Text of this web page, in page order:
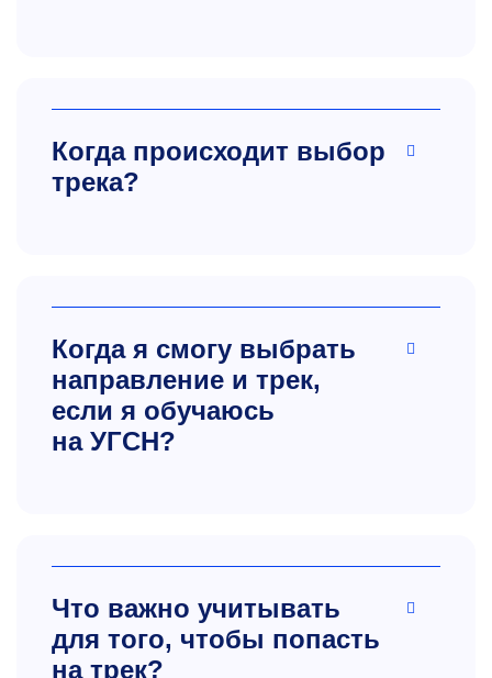
Когда происходит выбор
трека?
Когда я смогу выбрать
направление и трек,
если я обучаюсь
на УГСН?
Что важно учитывать
для того, чтобы попасть
на трек?